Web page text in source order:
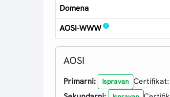
Domena
AOSI-WWW
AOSI
Primarni: Ispravan Certifikat: